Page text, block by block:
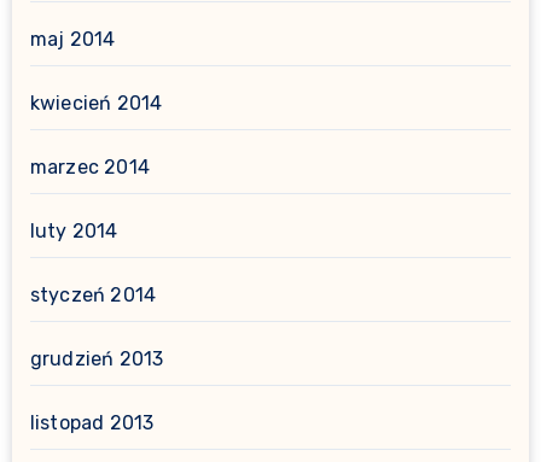
maj 2014
kwiecień 2014
marzec 2014
luty 2014
styczeń 2014
grudzień 2013
listopad 2013